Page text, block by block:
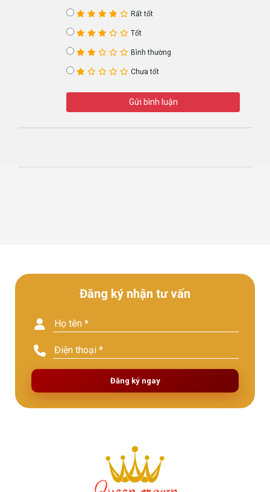
Rất tốt
Tốt
Bình thường
Chưa tốt
Gửi bình luận
Đăng ký nhận tư vấn
Đăng ký ngay